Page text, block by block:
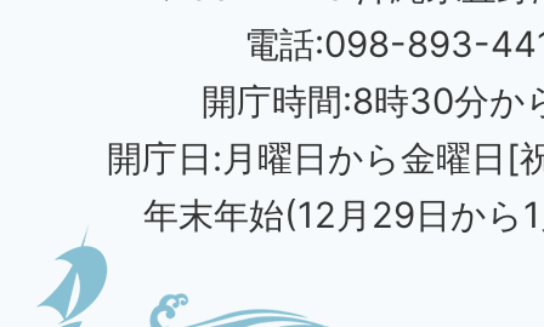
電話:098-893-
開庁時間:8時30分か
開庁日:月曜日から金曜日[
年末年始(12月29日から